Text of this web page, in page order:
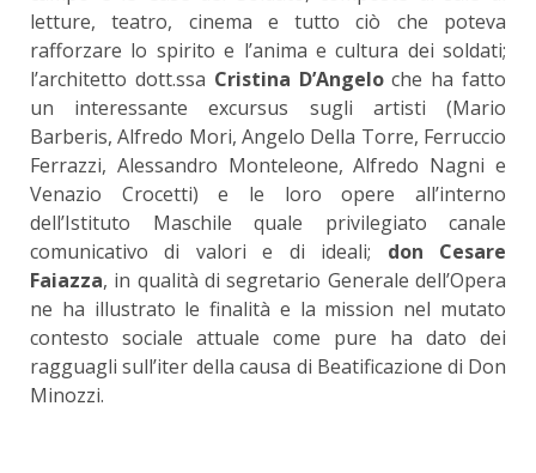
letture, teatro, cinema e tutto ciò che poteva
rafforzare lo spirito e l’anima e cultura dei soldati;
l’architetto dott.ssa Cristina D’Angeloche ha fatto
un interessante excursus sugli artisti (Mario
Barberis, Alfredo Mori, Angelo Della Torre, Ferruccio
Ferrazzi, Alessandro Monteleone, Alfredo Nagni e
Venazio Crocetti) e le loro opere all’interno
dell’Istituto Maschile quale privilegiato canale
comunicativo di valori e di ideali; don Cesare
Faiazza, in qualità di segretario Generale dell’Opera
ne ha illustrato le finalità e la mission nel mutato
contesto sociale attuale come pure ha dato dei
ragguagli sull’iter della causa di Beatificazione di Don
Minozzi.